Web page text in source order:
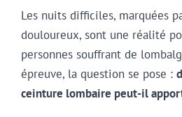
Les nuits difficiles, marquées
douloureux, sont une réalité
personnes souffrant de
épreuve, la question se pose :
ceinture lombaire peut-il